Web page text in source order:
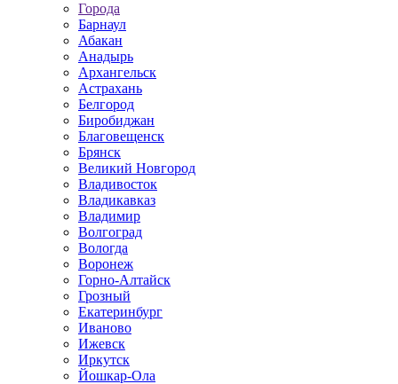
Города
Барнаул
Абакан
Анадырь
Архангельск
Астрахань
Белгород
Биробиджан
Благовещенск
Брянск
Великий Новгород
Владивосток
Владикавказ
Владимир
Волгоград
Вологда
Воронеж
Горно-Алтайск
Грозный
Екатеринбург
Иваново
Ижевск
Иркутск
Йошкар-Ола